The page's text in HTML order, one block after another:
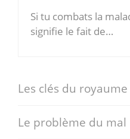
Si tu combats la
signifie le fait de…
Les clés du royaume
Le problème du mal